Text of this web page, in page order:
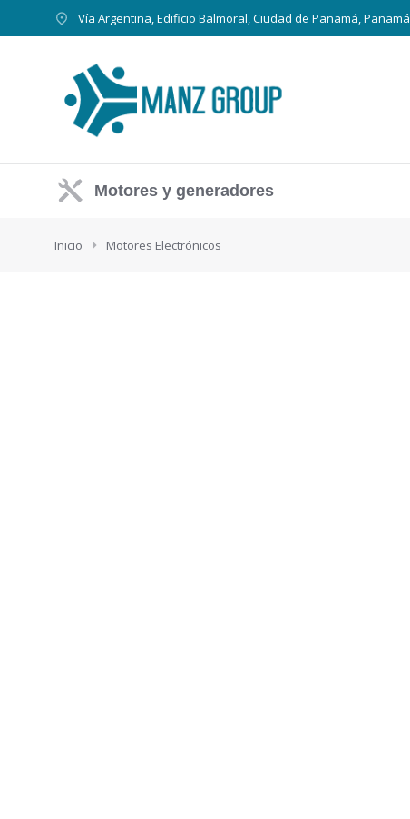
Vía Argentina, Edificio Balmoral, Ciudad de Panamá, Panamá
Motores y generadores
Estás aquí:
Inicio Motores Electrónicos